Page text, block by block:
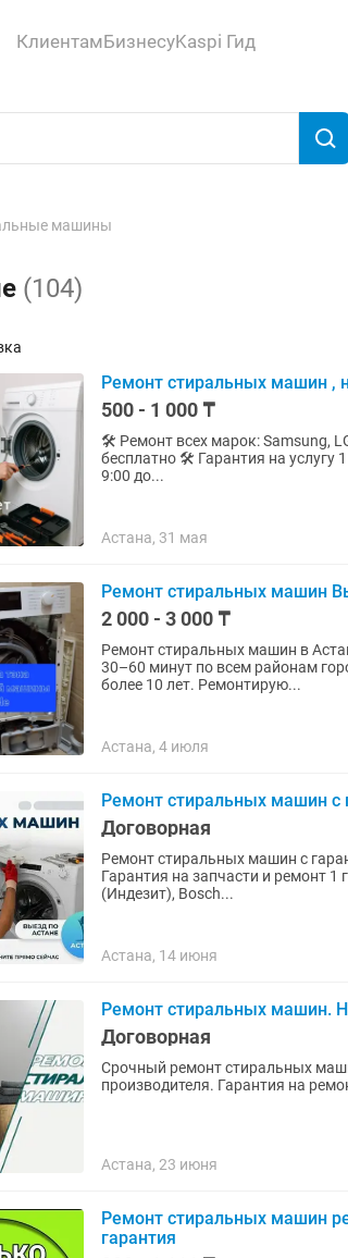
КлиентамБизнесуKaspi Гид
машины
(104)
Ремонт стиральных машин ,
500 - 1 000 ₸
🛠 Ремонт всех марок: Samsung, LG, Indesit,
бесплатно 🛠 Гарантия на услугу 1 год! Прайс лист: 💰 Цены от 1 000 тг 🕒 Работаю
9:00 до...
Астана, 31 мая
Ремонт стиральных машин
2 000 - 3 000 ₸
Ремонт стиральных машин в
30–60 минут по всем районам
более 10 лет. Ремонтирую...
Астана, 4 июля
Ремонт стиральных машин с
Договорная
Ремонт стиральных машин с гарантии в Астане - Бесплатный выезд
Гарантия на запчасти и ремонт 1 год Звоните или Пишите (Самсунг), LG (Элджи),
(Индезит), Bosch...
Астана, 14 июня
Ремонт стиральных машин.
Договорная
Срочный ремонт стиральных
производителя. Гарантия на
Астана, 23 июня
Ремонт стиральных машин
гарантия